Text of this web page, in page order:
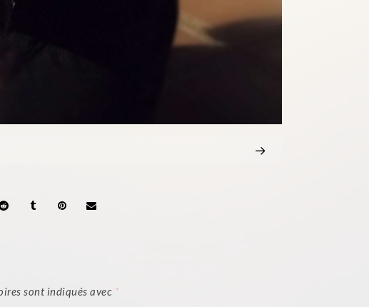
sont indiqués avec *